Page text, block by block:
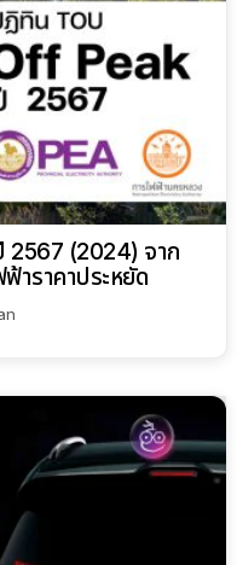
2567 (2024) จาก
าราคาประหยัด